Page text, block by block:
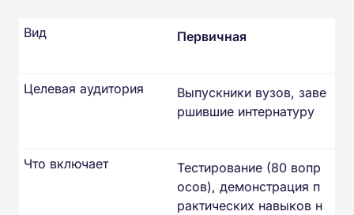
Первичная
Вид
Выпускники вузов, заве
ршившие интернатуру
Целевая аудитория
Тестирование (80 вопр
осов), демонстрация п
рактических навыков н
Что включает